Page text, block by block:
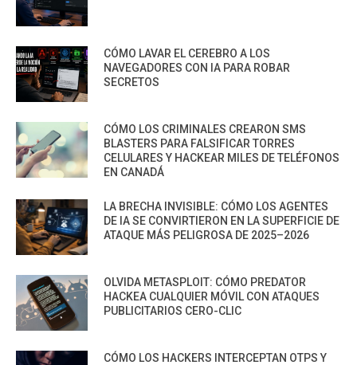
CÓMO LAVAR EL CEREBRO A LOS
NAVEGADORES CON IA PARA ROBAR
SECRETOS
CÓMO LOS CRIMINALES CREARON SMS
BLASTERS PARA FALSIFICAR TORRES
CELULARES Y HACKEAR MILES DE TELÉFONOS
EN CANADÁ
LA BRECHA INVISIBLE: CÓMO LOS AGENTES
DE IA SE CONVIRTIERON EN LA SUPERFICIE DE
ATAQUE MÁS PELIGROSA DE 2025–2026
OLVIDA METASPLOIT: CÓMO PREDATOR
HACKEA CUALQUIER MÓVIL CON ATAQUES
PUBLICITARIOS CERO-CLIC
CÓMO LOS HACKERS INTERCEPTAN OTPS Y